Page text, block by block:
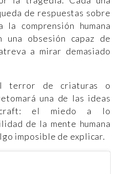
de respuestas sobre
la comprensión humana
una obsesión capaz de
a mirar demasiado
terror de criaturas o
una de las ideas
el miedo a lo
de la mente humana
imposible de explicar.